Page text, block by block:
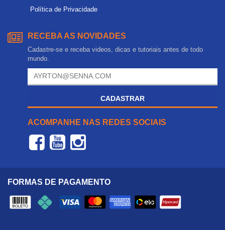
Política de Privacidade
RECEBA AS NOVIDADES
Cadastre-se e receba videos, dicas e tutoriais antes de todo
mundo.
CADASTRAR
ACOMPANHE NAS REDES SOCIAIS
FORMAS DE PAGAMENTO